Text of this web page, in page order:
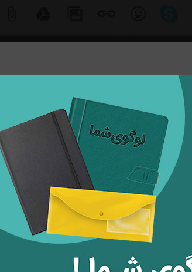
این امکان را به شما می دهد که با استفاده از
باشید و از فونت های استاندارد و رایج استفاده
باشد، بنویسید.
کردن یا فونت های چند رنگ استفاده نکنید؛